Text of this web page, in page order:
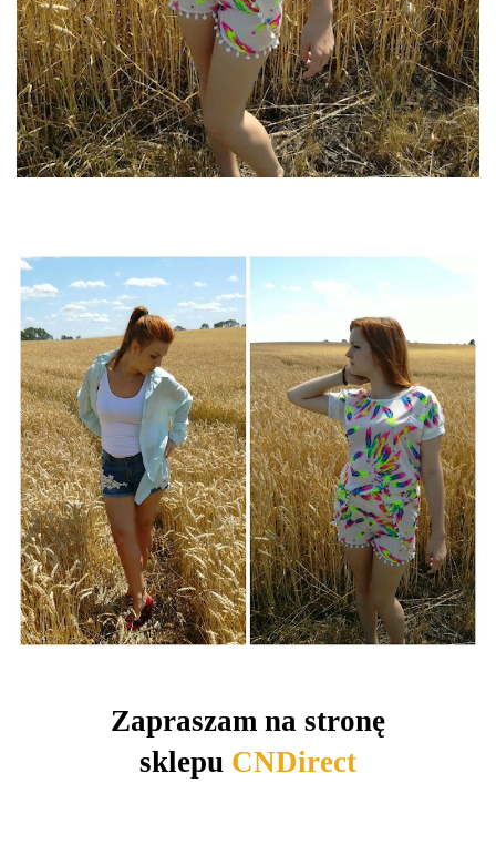
Zapraszam na stronę
sklepu CNDirect